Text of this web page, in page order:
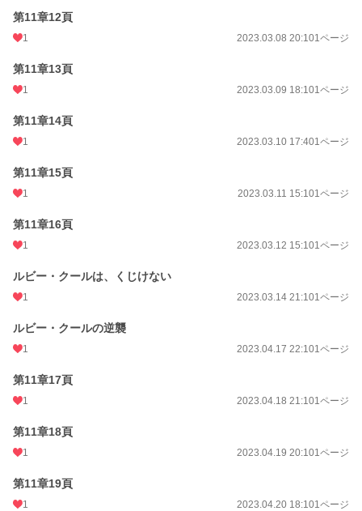
第11章12頁
1 2023.03.08 20:101ページ
第11章13頁
1 2023.03.09 18:101ページ
第11章14頁
1 2023.03.10 17:401ページ
第11章15頁
1 2023.03.11 15:101ページ
第11章16頁
1 2023.03.12 15:101ページ
ルビー・クールは、くじけない
1 2023.03.14 21:101ページ
ルビー・クールの逆襲
1 2023.04.17 22:101ページ
第11章17頁
1 2023.04.18 21:101ページ
第11章18頁
1 2023.04.19 20:101ページ
第11章19頁
1 2023.04.20 18:101ページ